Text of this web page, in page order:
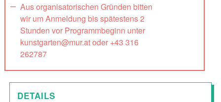
Aus organisatorischen Gründen bitten
wir um Anmeldung bis spätestens 2
Stunden vor Programmbeginn unter
kunstgarten@mur.at oder +43 316
262787
DETAILS